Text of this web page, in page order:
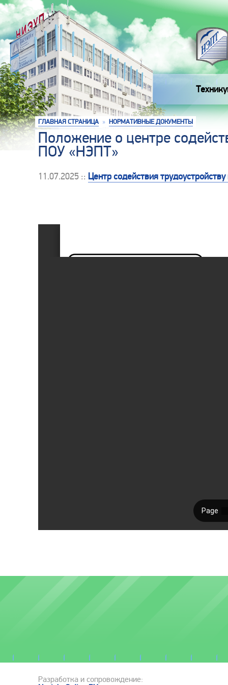
ГЛАВНАЯ СТРАНИЦА » НОРМАТИВНЫЕ ДОКУМЕНТЫ
Положение о центре
ПОУ «НЭПТ»
11.07.2025 :: Центр содействия
Разработка и сопровождение: